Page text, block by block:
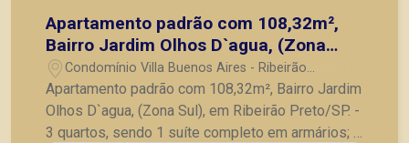
Apartamento padrão com 108,32m²,
Bairro Jardim Olhos D`agua, (Zona
Sul), em Ribeirão Preto/SP.
Condomínio Villa Buenos Aires - Ribeirão
Preto/SP
Apartamento padrão com 108,32m², Bairro Jardim
Olhos D`agua, (Zona Sul), em Ribeirão Preto/SP. -
3 quartos, sendo 1 suíte completo em armários; -